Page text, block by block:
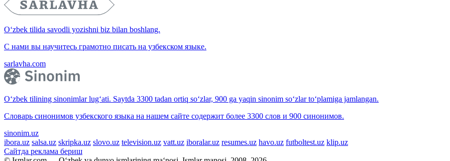
O‘zbek tilida savodli yozishni biz bilan boshlang.
С нами вы научитесь грамотно писать на узбекском языке.
sarlavha.com
O‘zbek tilining sinonimlar lug‘ati. Saytda 3300 tadan ortiq so‘zlar, 900 ga yaqin sinonim so‘zlar to‘plamiga jamlangan.
Словарь синонимов узбекского языка на нашем сайте содержит более 3300 слов и 900 синонимов.
sinonim.uz
ibora.uz salsa.uz skripka.uz slovo.uz television.uz vatt.uz iboralar.uz resumes.uz havo.uz futboltest.uz klip.uz
Сайтда реклама бериш